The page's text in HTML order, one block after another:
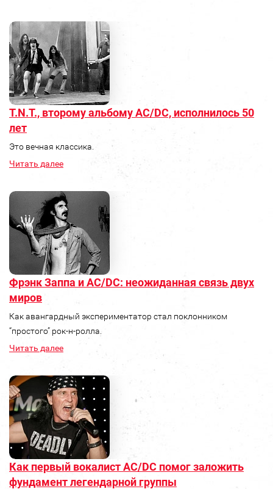
T.N.T., второму альбому AC/DC, исполнилось 50
лет
Это вечная классика.
Читать далее
Фрэнк Заппа и AC/DC: неожиданная связь двух
миров
Как авангардный экспериментатор стал поклонником
“простого” рок‑н‑ролла.
Читать далее
Как первый вокалист AC/DC помог заложить
фундамент легендарной группы